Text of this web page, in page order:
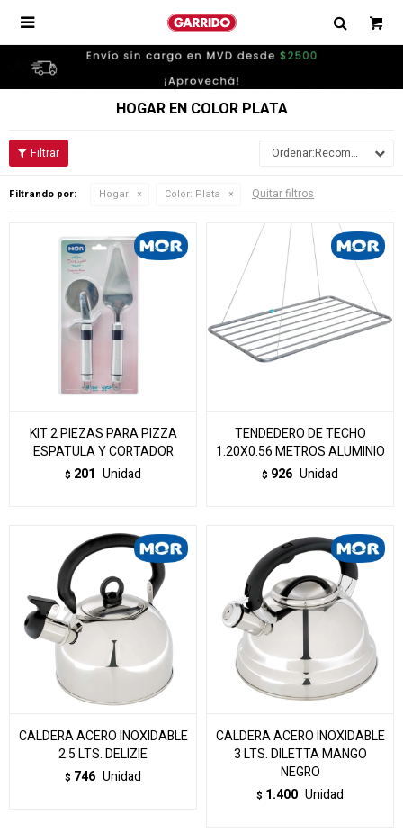

HOGAR EN COLOR PLATA
Recomendados
Filtrando por: Hogar Color: Plata Quitar filtros
KIT 2 PIEZAS PARA PIZZA
ESPATULA Y CORTADOR
$ 201 Unidad
TENDEDERO DE TECHO
1.20X0.56 METROS ALUMINIO
$ 926 Unidad
CALDERA ACERO INOXIDABLE
2.5 LTS. DELIZIE
$ 746 Unidad
CALDERA ACERO INOXIDABLE
3 LTS. DILETTA MANGO
NEGRO
$ 1.400 Unidad